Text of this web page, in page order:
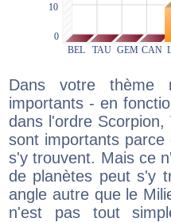
Dans votre thème
importants - en
dans l'ordre
sont importants parce
s'y trouvent. Mais ce
de planètes peut s'y
angle autre que le
n'est pas tout